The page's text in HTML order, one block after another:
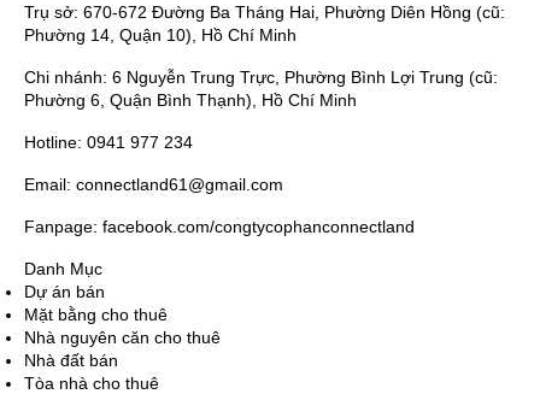
Trụ sở: 670-672 Đường Ba Tháng Hai, Phường Diên Hồng (cũ:
Phường 14, Quận 10), Hồ Chí Minh
Chi nhánh: 6 Nguyễn Trung Trực, Phường Bình Lợi Trung (cũ:
Phường 6, Quận Bình Thạnh), Hồ Chí Minh
Hotline: 0941 977 234
Email: connectland61@gmail.com
Fanpage: facebook.com/congtycophanconnectland
Danh Mục
Dự án bán
Mặt bằng cho thuê
Nhà nguyên căn cho thuê
Nhà đất bán
Tòa nhà cho thuê